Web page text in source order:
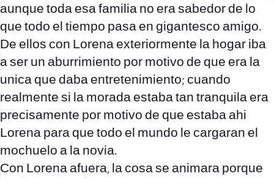
aunque toda esa familia no era sabedor de lo
que todo el tiempo pasa en gigantesco amigo.
De ellos con Lorena exteriormente la hogar iba
a ser un aburrimiento por motivo de que era la
unica que daba entretenimiento; cuando
realmente si la morada estaba tan tranquila era
precisamente por motivo de que estaba ahi
Lorena para que todo el mundo le cargaran el
mochuelo a la novia.
Con Lorena afuera, la cosa se animara porque